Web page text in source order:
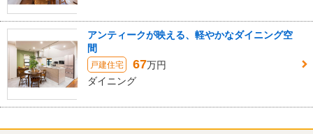
アンティークが映える、軽やかなダイニング空
間
戸建住宅 67万円
ダイニング